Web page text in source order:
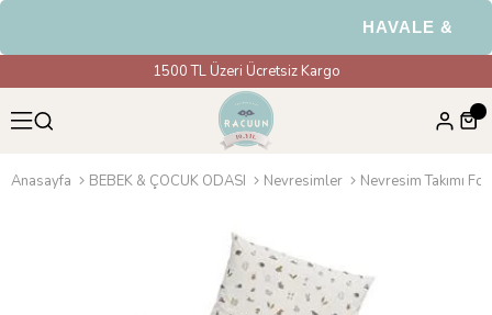
HAVALE &
1500 TL Üzeri Ücretsiz Kargo
Anasayfa BEBEK & ÇOCUK ODASI Nevresimler Nevresim Takımı